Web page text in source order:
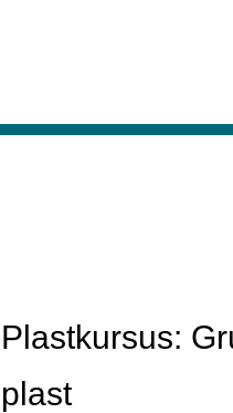
Plastkursus:
plast